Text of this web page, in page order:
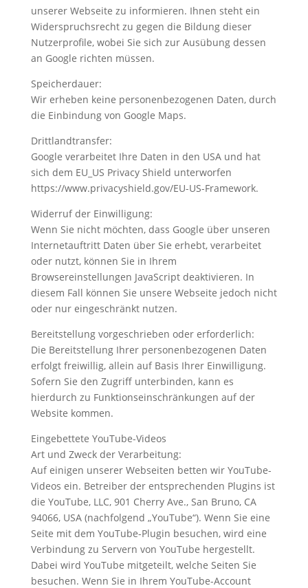
unserer Webseite zu informieren. Ihnen steht ein
Widerspruchsrecht zu gegen die Bildung dieser
Nutzerprofile, wobei Sie sich zur Ausübung dessen
an Google richten müssen.
Speicherdauer:
Wir erheben keine personenbezogenen Daten, durch
die Einbindung von Google Maps.
Drittlandtransfer:
Google verarbeitet Ihre Daten in den USA und hat
sich dem EU_US Privacy Shield unterworfen
https://www.privacyshield.gov/EU-US-Framework.
Widerruf der Einwilligung:
Wenn Sie nicht möchten, dass Google über unseren
Internetauftritt Daten über Sie erhebt, verarbeitet
oder nutzt, können Sie in Ihrem
Browsereinstellungen JavaScript deaktivieren. In
diesem Fall können Sie unsere Webseite jedoch nicht
oder nur eingeschränkt nutzen.
Bereitstellung vorgeschrieben oder erforderlich:
Die Bereitstellung Ihrer personenbezogenen Daten
erfolgt freiwillig, allein auf Basis Ihrer Einwilligung.
Sofern Sie den Zugriff unterbinden, kann es
hierdurch zu Funktionseinschränkungen auf der
Website kommen.
Eingebettete YouTube-Videos
Art und Zweck der Verarbeitung:
Auf einigen unserer Webseiten betten wir YouTube-
Videos ein. Betreiber der entsprechenden Plugins ist
die YouTube, LLC, 901 Cherry Ave., San Bruno, CA
94066, USA (nachfolgend „YouTube“). Wenn Sie eine
Seite mit dem YouTube-Plugin besuchen, wird eine
Verbindung zu Servern von YouTube hergestellt.
Dabei wird YouTube mitgeteilt, welche Seiten Sie
besuchen. Wenn Sie in Ihrem YouTube-Account